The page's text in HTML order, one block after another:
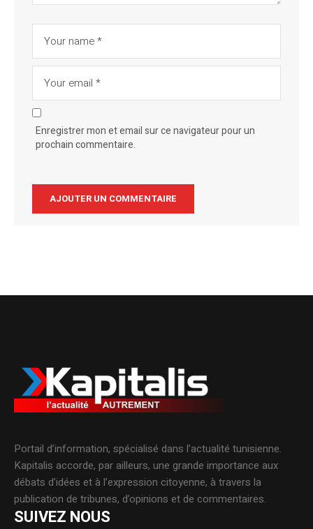
Enregistrer mon et email sur ce navigateur pour un
prochain commentaire.
Portail d’information, spécialisé dans l’actualité tunisienne.
Kapitalis accorde, par ailleurs, une grande importance aux
débats d’idées et à l’expression citoyenne, à travers la
publication de tribunes, d’opinions et de commentaires.
SUIVEZ NOUS